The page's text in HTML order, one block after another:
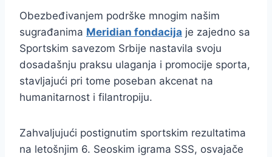
Obezbeđivanjem podrške mnogim našim
sugrađanima Meridian fondacija je zajedno sa
Sportskim savezom Srbije nastavila svoju
dosadašnju praksu ulaganja i promocije sporta,
stavljajući pri tome poseban akcenat na
humanitarnost i filantropiju.
Zahvaljujući postignutim sportskim rezultatima
na letošnjim 6. Seoskim igrama SSS, osvajače